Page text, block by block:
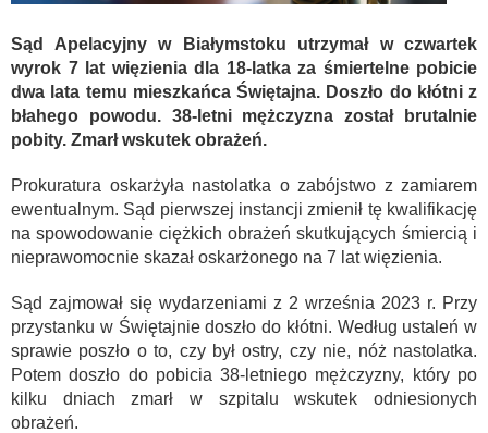
Sąd Apelacyjny w Białymstoku utrzymał w czwartek
wyrok 7 lat więzienia dla 18-latka za śmiertelne pobicie
dwa lata temu mieszkańca Świętajna. Doszło do kłótni z
błahego powodu. 38-letni mężczyzna został brutalnie
pobity. Zmarł wskutek obrażeń.
Prokuratura oskarżyła nastolatka o zabójstwo z zamiarem
ewentualnym. Sąd pierwszej instancji zmienił tę kwalifikację
na spowodowanie ciężkich obrażeń skutkujących śmiercią i
nieprawomocnie skazał oskarżonego na 7 lat więzienia.
Sąd zajmował się wydarzeniami z 2 września 2023 r. Przy
przystanku w Świętajnie doszło do kłótni. Według ustaleń w
sprawie poszło o to, czy był ostry, czy nie, nóż nastolatka.
Potem doszło do pobicia 38-letniego mężczyzny, który po
kilku dniach zmarł w szpitalu wskutek odniesionych
obrażeń.